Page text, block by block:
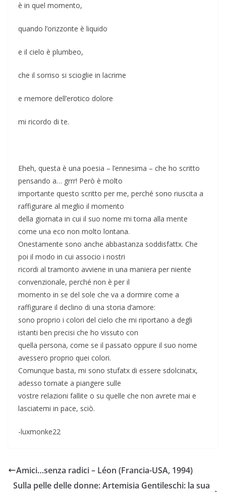
è in quel momento,
quando l’orizzonte è liquido
e il cielo è plumbeo,
che il sorriso si scioglie in lacrime
e memore dell’erotico dolore
mi ricordo di te.
Eheh, questa è una poesia – l’ennesima – che ho scritto
pensando a… grrr! Però è molto
importante questo scritto per me, perché sono riuscita a
raffigurare al meglio il momento
della giornata in cui il suo nome mi torna alla mente
come una eco non molto lontana.
Onestamente sono anche abbastanza soddisfattx. Che
poi il modo in cui associo i nostri
ricordi al tramonto avviene in una maniera per niente
convenzionale, perché non è per il
momento in se del sole che va a dormire come a
raffigurare il declino di una storia d’amore:
sono proprio i colori del cielo che mi riportano a degli
istanti ben precisi che ho vissuto con
quella persona, come se il passato oppure il suo nome
avessero proprio quei colori.
Comunque basta, mi sono stufatx di essere sdolcinatx,
adesso tornate a piangere sulle
vostre relazioni fallite o su quelle che non avrete mai e
lasciatemi in pace, sciò.
-luxmonke22
Amici…senza radici – Léon (Francia-USA, 1994)
Sulla pelle delle donne: Artemisia Gentileschi: la sua